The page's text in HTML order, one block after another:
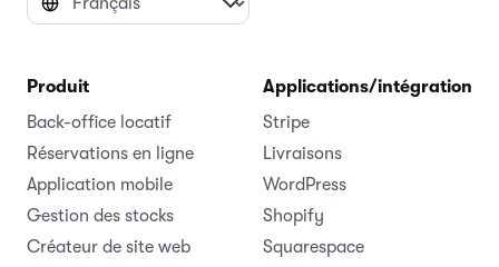
Produit
Back-office locatif
Réservations en ligne
Application mobile
Gestion des stocks
Créateur de site web
Applications/intégrations
Stripe
Livraisons
WordPress
Shopify
Squarespace